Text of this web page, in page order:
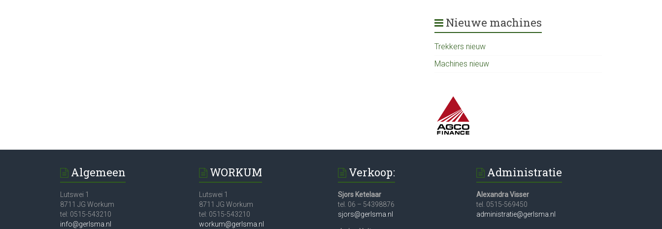
Nieuwe machines
Trekkers nieuw
Machines nieuw
Algemeen
Lutswei 1
8711 JG Workum
tel: 0515-543210
info@gerlsma.nl
WORKUM
Lutswei 1
8711 JG Workum
tel: 0515-543210
workum@gerlsma.nl
Verkoop:
Sjors Ketelaar
tel. 06 – 54398876
sjors@gerlsma.nl
Administratie
Alexandra Visser
tel. 0515-569450
administratie@gerlsma.nl